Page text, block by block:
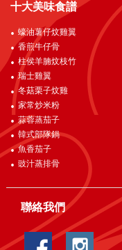
十大美味食譜
蠔油薯仔炆雞翼
香煎牛仔骨
柱侯羊腩炆枝竹
瑞士雞翼
冬菇栗子炆雞
家常炒米粉
蒜蓉蒸茄子
韓式部隊鍋
魚香茄子
豉汁蒸排骨
聯絡我們